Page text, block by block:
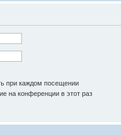
при каждом посещении
на конференции в этот раз